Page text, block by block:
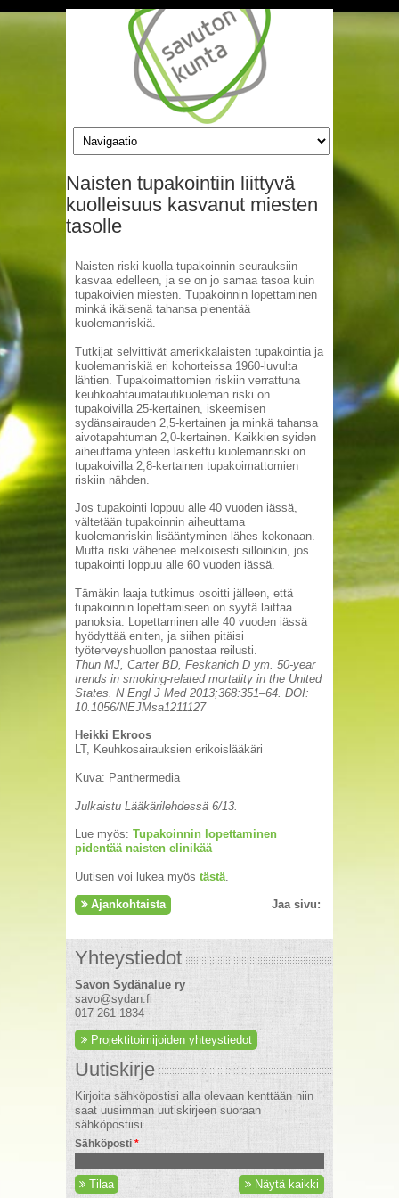
Hyppää pääsisältöön
Naisten tupakointiin liittyvä
kuolleisuus kasvanut miesten
tasolle
Naisten riski kuolla tupakoinnin seurauksiin
kasvaa edelleen, ja se on jo samaa tasoa kuin
tupakoivien miesten. Tupakoinnin lopettaminen
minkä ikäisenä tahansa pienentää
kuolemanriskiä.
Tutkijat selvittivät amerikkalaisten tupakointia ja
kuolemanriskiä eri kohorteissa 1960-luvulta
lähtien. Tupakoimattomien riskiin verrattuna
keuhkoahtaumatautikuoleman riski on
tupakoivilla 25-kertainen, iskeemisen
sydänsairauden 2,5-kertainen ja minkä tahansa
aivotapahtuman 2,0-kertainen. Kaikkien syiden
aiheuttama yhteen laskettu kuolemanriski on
tupakoivilla 2,8-kertainen tupakoimattomien
riskiin nähden.
Jos tupakointi loppuu alle 40 vuoden iässä,
vältetään tupakoinnin aiheuttama
kuolemanriskin lisääntyminen lähes kokonaan.
Mutta riski vähenee melkoisesti silloinkin, jos
tupakointi loppuu alle 60 vuoden iässä.
Tämäkin laaja tutkimus osoitti jälleen, että
tupakoinnin lopettamiseen on syytä laittaa
panoksia. Lopettaminen alle 40 vuoden iässä
hyödyttää eniten, ja siihen pitäisi
työterveyshuollon panostaa ­reilusti.
Thun MJ, Carter BD, Feskanich D ym. 50-year
trends in smoking-related mortality in the United
States. N Engl J Med 2013;368:351–64. DOI:
10.1056/NEJMsa1211127
Heikki Ekroos
LT, Keuhkosairauksien erikoislääkäri
Kuva: Panthermedia
Julkaistu Lääkärilehdessä 6/13.
Lue myös: Tupakoinnin lopettaminen
pidentää naisten elinikää
Uutisen voi lukea myös tästä
Jaa sivu:
Ajankohtaista
Yhteystiedot
Savon Sydänalue ry
savo@sydan.fi
017 261 1834
Projektitoimijoiden yhteystiedot
Uutiskirje
Kirjoita sähköpostisi alla olevaan kenttään niin
saat uusimman uutiskirjeen suoraan
sähköpostiisi.
Sähköposti *
Tilaa Näytä kaikki